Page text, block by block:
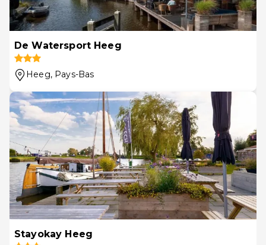
De Watersport Heeg
Heeg, Pays-Bas
Stayokay Heeg